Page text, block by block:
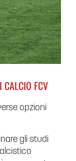
CALCIO FCV
opzioni
gli studi